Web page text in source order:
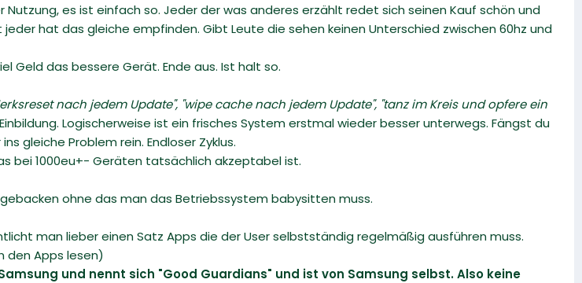
es ist einfach so. Jeder der was anderes erzählt redet sich seinen Kauf schön und
hat das gleiche empfinden. Gibt Leute die sehen keinen Unterschied zwischen 60hz und
Geld das bessere Gerät. Ende aus. Ist halt so.
nach jedem Update", "wipe cache nach jedem Update", "tanz im Kreis und opfere ein
Logischerweise ist ein frisches System erstmal wieder besser unterwegs. Fängst du
gleiche Problem rein. Endloser Zyklus.
bei 1000eu+- Geräten tatsächlich akzeptabel ist.
ohne das man das Betriebssystem babysitten muss.
man lieber einen Satz Apps die der User selbstständig regelmäßig ausführen muss.
den Apps lesen)
und nennt sich "Good Guardians" und ist von Samsung selbst. Also keine